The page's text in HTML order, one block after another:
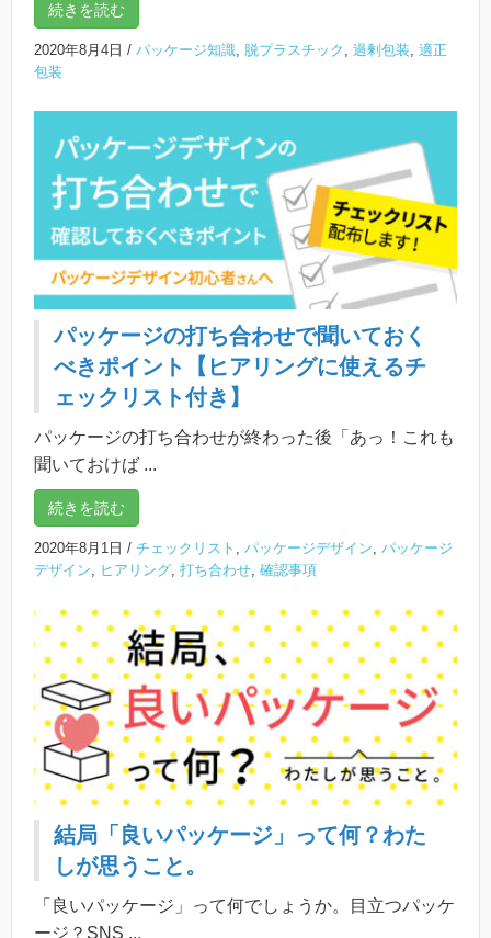
続きを読む
2020年8月4日 / パッケージ知識, 脱プラスチック , 過剰包装, 適正
包装
パッケージの打ち合わせで聞いておく
べきポイント【ヒアリングに使えるチ
ェックリスト付き】
パッケージの打ち合わせが終わった後「あっ！これも
聞いておけば ...
続きを読む
2020年8月1日 / チェックリスト , パッケージデザイン, パッケージ
デザイン, ヒアリング, 打ち合わせ, 確認事項
結局「良いパッケージ」って何？わた
しが思うこと。
「良いパッケージ」って何でしょうか。目立つパッケ
ージ？SNS ...